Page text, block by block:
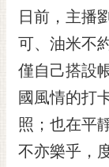
祭
站
導
覽
訂
閱
日前，主播
可、油米不
僅自己搭設
國風情的打
照；也在平
不亦樂乎，